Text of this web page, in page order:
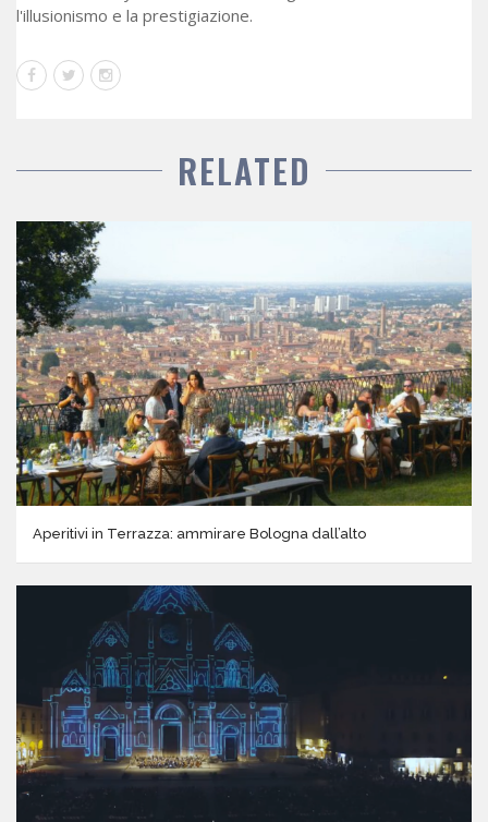
l'illusionismo e la prestigiazione.
RELATED
Aperitivi in Terrazza: ammirare Bologna dall’alto